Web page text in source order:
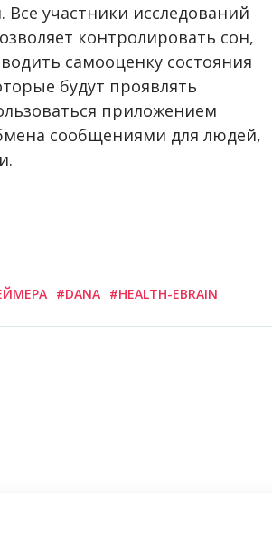
Все участники исследований
контролировать сон,
самооценку состояния
будут проявлять
приложением
сообщениями для людей,
#DANA #HEALTH-EBRAIN